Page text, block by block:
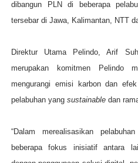
dibangun PLN di beberapa
tersebar di Jawa, Kalimantan, NTT
Direktur Utama Pelindo, Arif
merupakan komitmen Pelindo
mengurangi emisi karbon dan
pelabuhan yang sustainabledan
“Dalam merealisasikan
beberapa fokus inisiatif antara